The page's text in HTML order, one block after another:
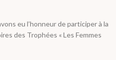
eu l’honneur de participer à la
des Trophées « Les Femmes